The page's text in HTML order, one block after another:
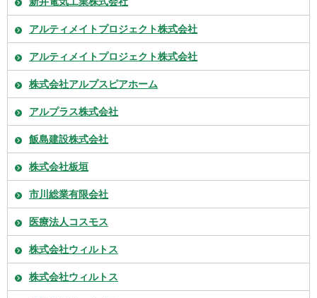
アルティメイトプロジェクト株式会社
アルティメイトプロジェクト株式会社
株式会社アルプスピアホーム
アルプラス株式会社
飯島建設株式会社
株式会社板垣
市川総業有限会社
医療法人コスモス
株式会社ウィルトス
株式会社ウィルトス